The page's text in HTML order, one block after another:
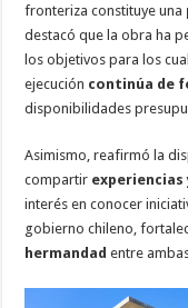
fronteriza constituye una
destacó que la obra ha
los objetivos para los
ejecución continúa de
disponibilidades
Asimismo, reafirmó la
compartir experiencias
interés en conocer
gobierno chileno,
hermandad entre